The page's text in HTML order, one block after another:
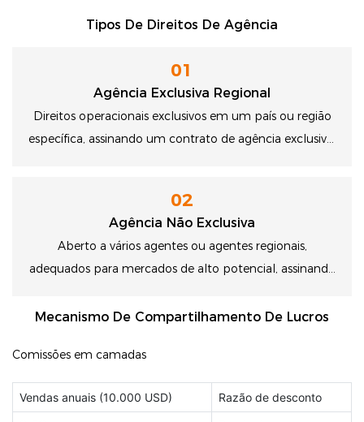
Tipos De Direitos De Agência
01
Agência Exclusiva Regional
Direitos operacionais exclusivos em um país ou região
específica, assinando um contrato de agência exclusivo,
manutenção de altas margens de lucro
02
Agência Não Exclusiva
Aberto a vários agentes ou agentes regionais,
adequados para mercados de alto potencial, assinando
agentes, preços no atacado de baixo custo e índices de
Mecanismo De Compartilhamento De Lucros
Comissões em camadas
Vendas anuais (10.000 USD) Razão de desconto